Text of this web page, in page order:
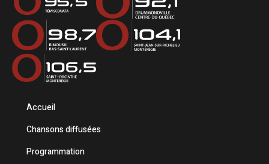
Accueil
Chansons diffusées
Programmation